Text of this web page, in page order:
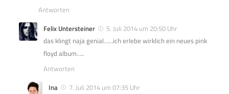
Antworten
Felix Untersteiner
5. Juli 2014 um 20:50 Uhr
das klingt naja genial……ich erlebe wirklich ein neues pink
floyd album…..
Antworten
Ina
7. Juli 2014 um 07:35 Uhr